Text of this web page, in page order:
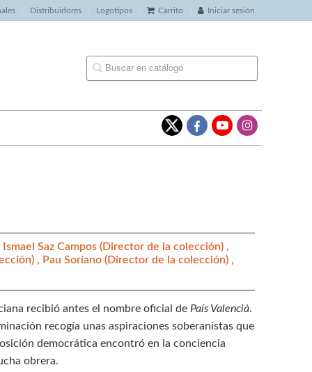
Distribuidores Logotipos Carrito Iniciar sesión
Ismael Saz Campos(Director de la colección) ,
, Pau Soriano(Director de la colección) ,
recibió antes el nombre oficial de País Valencià.
recogía unas aspiraciones soberanistas que
democrática encontró en la conciencia
obrera.